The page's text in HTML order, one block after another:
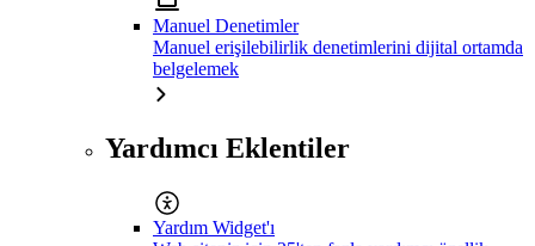
Manuel Denetimler
Manuel erişilebilirlik denetimlerini dijital ortamda
belgelemek
Yardımcı Eklentiler
Yardım Widget'ı